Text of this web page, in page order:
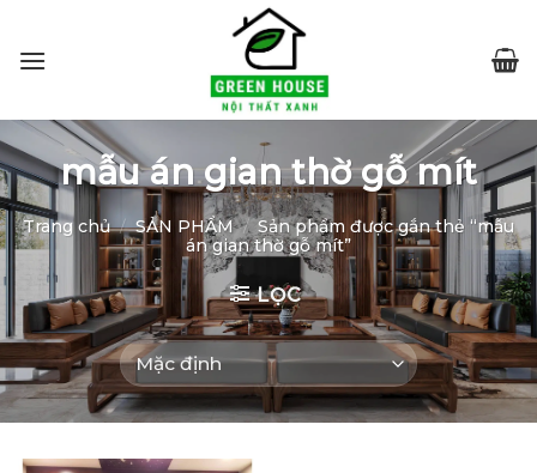
content
mẫu án gian thờ gỗ mít
Trang chủ / SẢN PHẨM / Sản phẩm được gắn thẻ “mẫu
án gian thờ gỗ mít”
LỌC